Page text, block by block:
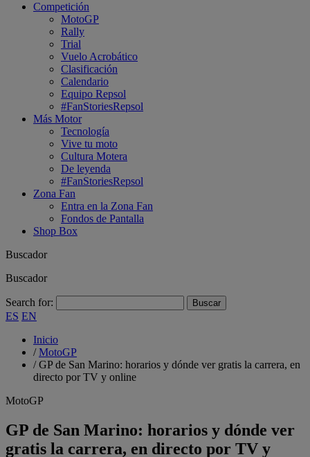
Competición
MotoGP
Rally
Trial
Vuelo Acrobático
Clasificación
Calendario
Equipo Repsol
#FanStoriesRepsol
Más Motor
Tecnología
Vive tu moto
Cultura Motera
De leyenda
#FanStoriesRepsol
Zona Fan
Entra en la Zona Fan
Fondos de Pantalla
Shop Box
Buscador
Buscador
Search for:
ES EN
Inicio
/MotoGP
/GP de San Marino: horarios y dónde ver gratis la carrera, en
directo por TV y online
MotoGP
GP de San Marino: horarios y dónde ver
gratis la carrera, en directo por TV y